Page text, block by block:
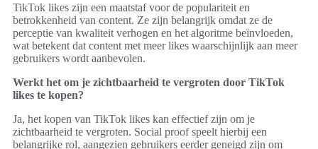
TikTok likes zijn een maatstaf voor de populariteit en
betrokkenheid van content. Ze zijn belangrijk omdat ze de
perceptie van kwaliteit verhogen en het algoritme beïnvloeden,
wat betekent dat content met meer likes waarschijnlijk aan meer
gebruikers wordt aanbevolen.
Werkt het om je zichtbaarheid te vergroten door TikTok
likes te kopen?
Ja, het kopen van TikTok likes kan effectief zijn om je
zichtbaarheid te vergroten. Social proof speelt hierbij een
belangrijke rol, aangezien gebruikers eerder geneigd zijn om